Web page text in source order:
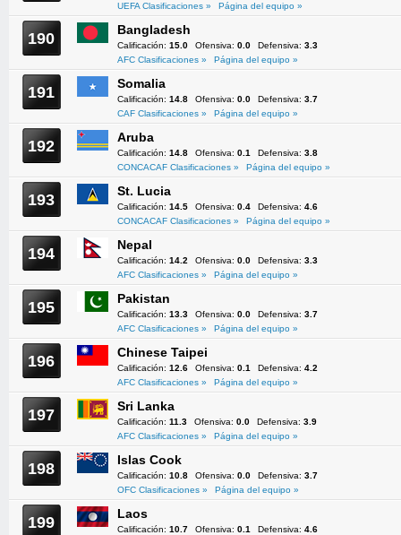
UEFA Clasificaciones »
Página del equipo »
190 Bangladesh
Calificación: 15.0 Ofensiva: 0.0 Defensiva: 3.3
AFC Clasificaciones »
Página del equipo »
191 Somalia
Calificación: 14.8 Ofensiva: 0.0 Defensiva: 3.7
CAF Clasificaciones »
Página del equipo »
192 Aruba
Calificación: 14.8 Ofensiva: 0.1 Defensiva: 3.8
CONCACAF Clasificaciones »
Página del equipo »
193 St. Lucia
Calificación: 14.5 Ofensiva: 0.4 Defensiva: 4.6
CONCACAF Clasificaciones »
Página del equipo »
194 Nepal
Calificación: 14.2 Ofensiva: 0.0 Defensiva: 3.3
AFC Clasificaciones »
Página del equipo »
195 Pakistan
Calificación: 13.3 Ofensiva: 0.0 Defensiva: 3.7
AFC Clasificaciones »
Página del equipo »
196 Chinese Taipei
Calificación: 12.6 Ofensiva: 0.1 Defensiva: 4.2
AFC Clasificaciones »
Página del equipo »
197 Sri Lanka
Calificación: 11.3 Ofensiva: 0.0 Defensiva: 3.9
AFC Clasificaciones »
Página del equipo »
198 Islas Cook
Calificación: 10.8 Ofensiva: 0.0 Defensiva: 3.7
OFC Clasificaciones »
Página del equipo »
199 Laos
Calificación: 10.7 Ofensiva: 0.1 Defensiva: 4.6